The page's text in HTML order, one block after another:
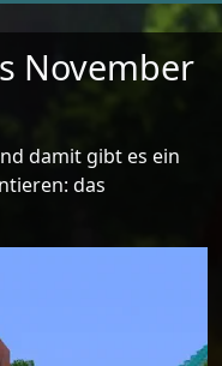
November
damit gibt es ein
das